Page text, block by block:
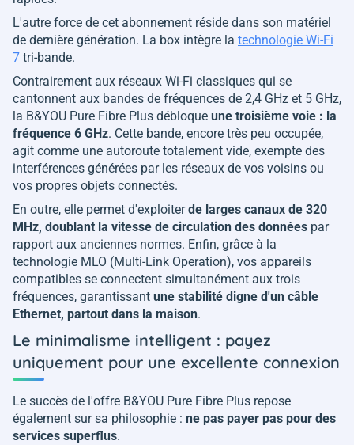
L'autre force de cet abonnement réside dans son matériel
de dernière génération. La box intègre la technologie Wi-Fi
7 tri-bande.
Contrairement aux réseaux Wi-Fi classiques qui se
cantonnent aux bandes de fréquences de 2,4 GHz et 5 GHz,
la B&YOU Pure Fibre Plus débloque une troisième voie : la
fréquence 6 GHz. Cette bande, encore très peu occupée,
agit comme une autoroute totalement vide, exempte des
interférences générées par les réseaux de vos voisins ou
vos propres objets connectés.
En outre, elle permet d'exploiterde larges canaux de 320
MHz, doublant la vitesse de circulation des données par
rapport aux anciennes normes. Enfin, grâce à la
technologie MLO (Multi-Link Operation), vos appareils
compatibles se connectent simultanément aux trois
fréquences, garantissant une stabilité digne d'un câble
Ethernet, partout dans la maison.
Le minimalisme intelligent : payez
uniquement pour une excellente connexion
Le succès de l'offre B&YOU Pure Fibre Plus repose
également sur sa philosophie : ne pas payer pas pour des
services superflus.